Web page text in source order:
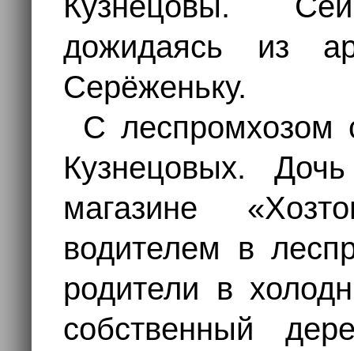
дожидаясь из
Серёженьку.
С леспромхозом
Кузнецовых.
магазине
водителем в
родители в
собственный